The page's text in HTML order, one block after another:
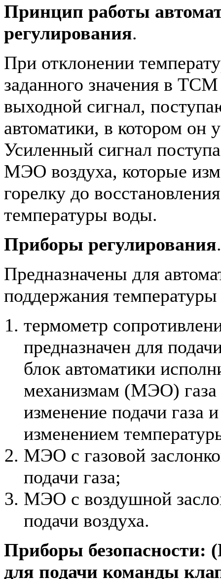
Принцип работы
регулирования.
При отклонении
заданного значения в ТСМ
выходной сигнал,
автоматики, в котором он
Усиленный сигнал
МЭО воздуха, которые
горелку до
температуры воды.
Приборы регулирования.
Предназначены для
поддержания
термометр
предназначен для
блок автоматики
механизмам (МЭО) газа
изменение подачи газа
изменением
МЭО с газовой
подачи газа;
МЭО с воздушной
подачи воздуха.
Приборы безопасности:
для подачи команды